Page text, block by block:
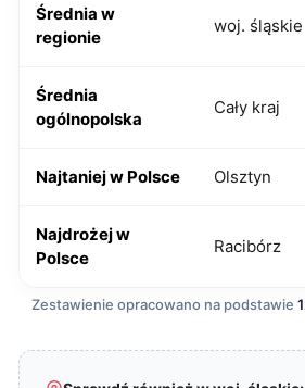
Średnia w
regionie
woj. śląskie
Średnia
ogólnopolska
Cały kraj
Najtaniej w Polsce Olsztyn
Najdrożej w
Polsce
Racibórz
Zestawienie opracowano na podstawie